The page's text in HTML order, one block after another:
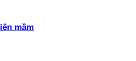
mầm